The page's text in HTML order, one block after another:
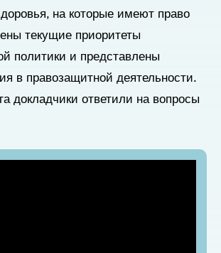
на которые имеют право
текущие приоритеты
политики и представлены
в правозащитной деятельности.
докладчики ответили на вопросы